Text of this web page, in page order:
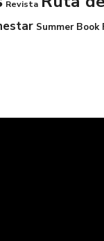
Revista
Summer Book